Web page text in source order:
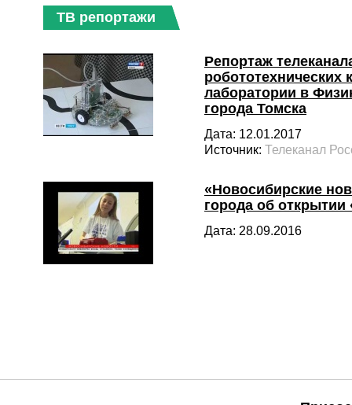
ТВ репортажи
Репортаж
робототехнических
лаборатории в
города Томска
Дата: 12.01.2017
Источник: Телеканал
«Новосибирские
города об открытии
Дата: 28.09.2016